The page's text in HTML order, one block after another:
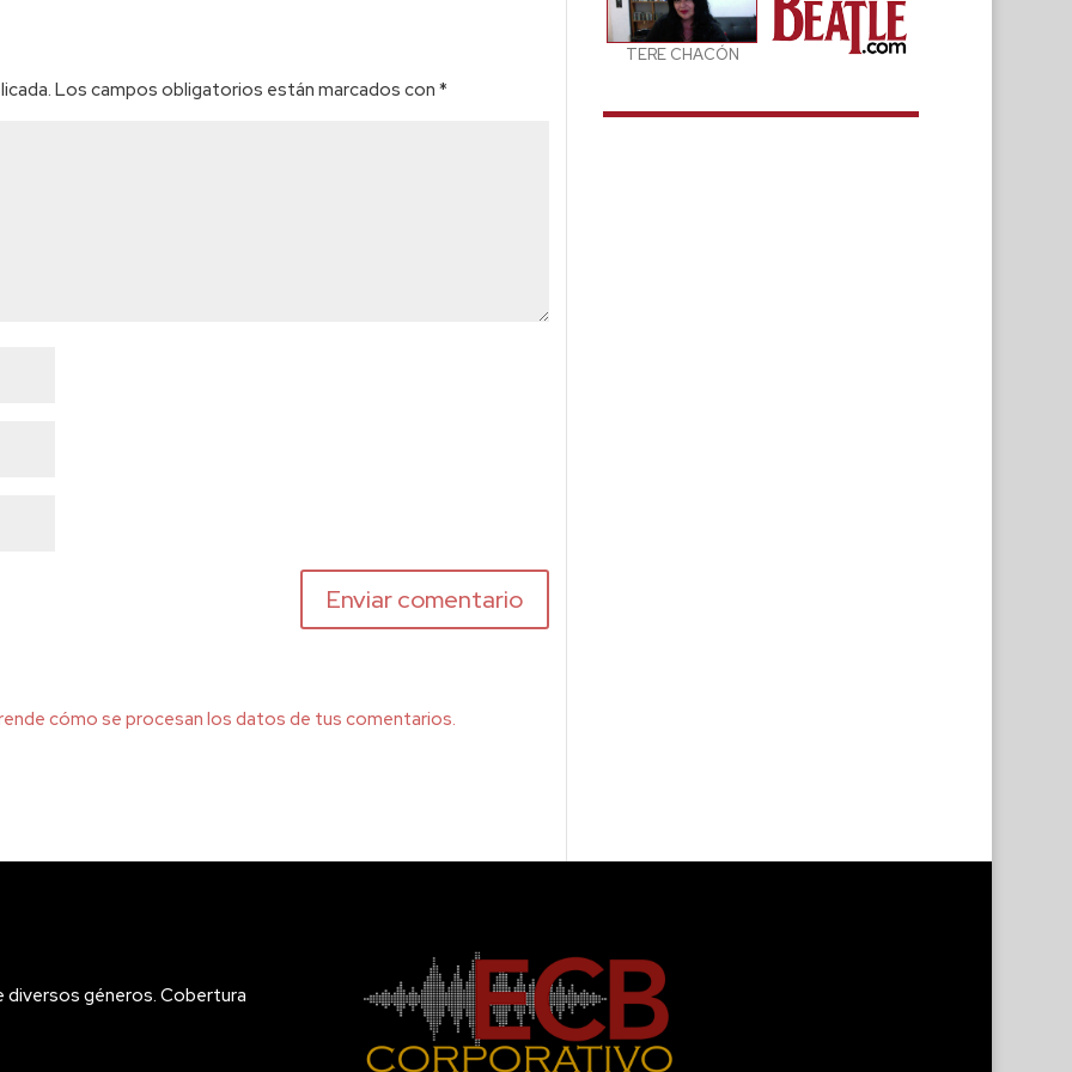
Los campos obligatorios están marcados con *
cómo se procesan los datos de tus comentarios.
TERE CHACÓN
diversos géneros. Cobertura